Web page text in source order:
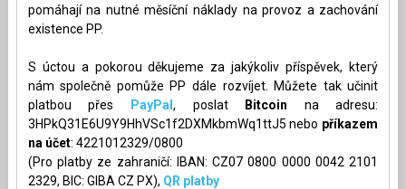
pomáhají na nutné měsíční náklady na provoz a zachování
existence PP.
S úctou a pokorou děkujeme za jakýkoliv příspěvek, který
nám společně pomůže PP dále rozvíjet. Můžete tak učinit
platbou přes
PayPal , poslat Bitcoin na adresu:
3HPkQ31E6U9Y9HhVSc1f2DXMkbmWq1ttJ5 nebo příkazem
na účet: 4221012329/0800
(Pro platby ze zahraničí: IBAN: CZ07 0800 0000 0042 2101
2329, BIC: GIBA CZ PX), QR platby